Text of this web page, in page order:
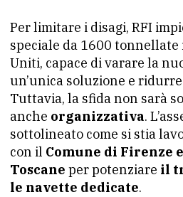
Per limitare i disagi, RFI
speciale da 1600
Uniti, capace di varare la
un’unica soluzione e
Tuttavia, la sfida non sarà
anche organizzativa.
sottolineato come si stia
con il Comune di Firenze
Toscane per potenziare il
le navette dedicate.